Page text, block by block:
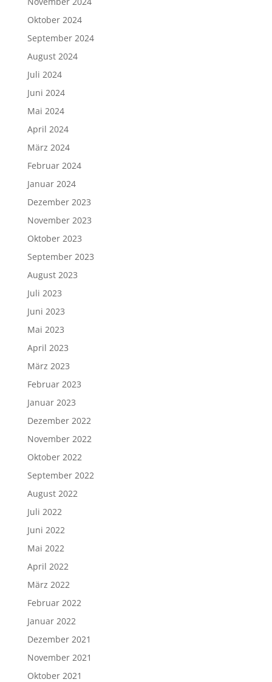
Oktober 2024
September 2024
August 2024
Juli 2024
Juni 2024
Mai 2024
April 2024
März 2024
Februar 2024
Januar 2024
Dezember 2023
November 2023
Oktober 2023
September 2023
August 2023
Juli 2023
Juni 2023
Mai 2023
April 2023
März 2023
Februar 2023
Januar 2023
Dezember 2022
November 2022
Oktober 2022
September 2022
August 2022
Juli 2022
Juni 2022
Mai 2022
April 2022
März 2022
Februar 2022
Januar 2022
Dezember 2021
November 2021
Oktober 2021